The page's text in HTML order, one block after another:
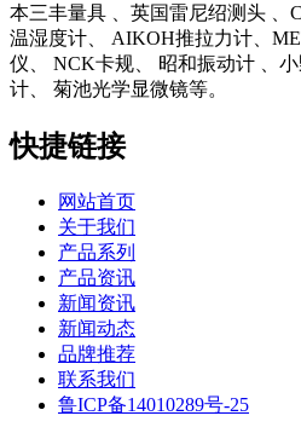
本三丰量具 、英国雷尼绍测头 、
温湿度计、 AIKOH推拉力计、
仪、 NCK卡规、 昭和振动计 、
计、 菊池光学显微镜等。
快捷链接
网站首页
关于我们
产品系列
产品资讯
新闻资讯
新闻动态
品牌推荐
联系我们
鲁ICP备14010289号-25